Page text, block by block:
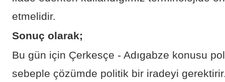
etmelidir.
Sonuç olarak;
Bu gün için Çerkesçe - Adıgabze konusu
sebeple çözümde politik bir iradeyi